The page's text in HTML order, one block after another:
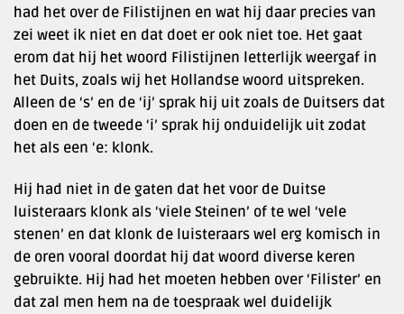
had het over de Filistijnen en wat hij daar precies van
zei weet ik niet en dat doet er ook niet toe. Het gaat
erom dat hij het woord Filistijnen letterlijk weergaf in
het Duits, zoals wij het Hollandse woord uitspreken.
Alleen de ‘s’ en de ‘ij’ sprak hij uit zoals de Duitsers dat
doen en de tweede ‘i’ sprak hij onduidelijk uit zodat
het als een ‘e: klonk.
Hij had niet in de gaten dat het voor de Duitse
luisteraars klonk als ‘viele Steinen’ of te wel ‘vele
stenen’ en dat klonk de luisteraars wel erg komisch in
de oren vooral doordat hij dat woord diverse keren
gebruikte. Hij had het moeten hebben over ‘Filister’ en
dat zal men hem na de toespraak wel duidelijk